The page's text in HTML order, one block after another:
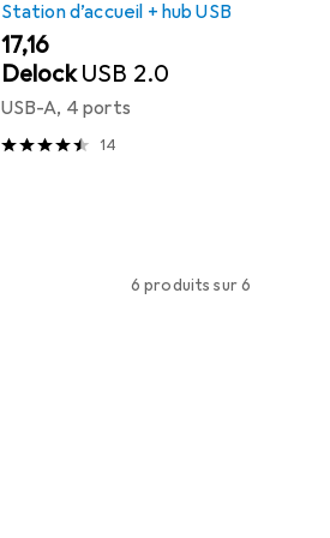
Station d’accueil + hub USB
EUR
17,16
Delock USB 2.0
USB-A, 4 ports
14
6 produits sur 6